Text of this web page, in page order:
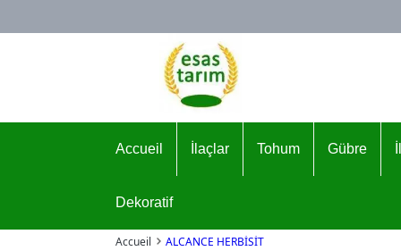
Logo
Accueil İlaçlar Tohum Gübre
Dekoratif
Accueil ALCANCE HERBİSİT